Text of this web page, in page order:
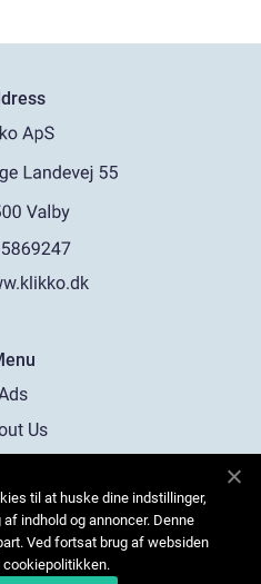
Us
til at huske dine indstillinger,
indhold og annoncer. Denne
Ved fortsat brug af websiden
cookiepolitikken.